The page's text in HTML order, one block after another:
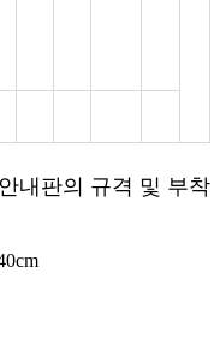
내판의 규격 및 부착